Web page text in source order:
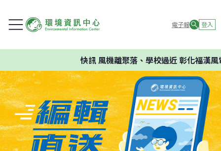
電子報 登入
快訊風機離聚落、學校過近 彰化福漢風